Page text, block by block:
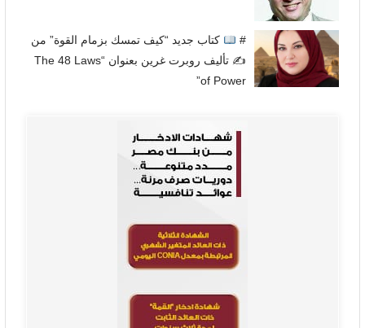
#
كتاب جديد “كيف تمسك بزمام القوة” من
✍
تأليف روبرت غرين بعنوان “The 48 Laws
of Power”